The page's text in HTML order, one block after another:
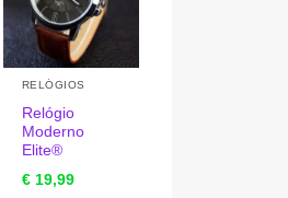
The
options
may
be
chosen
on
the
product
RELÓGIOS
Relógio
Moderno
Elite®️
€19,99